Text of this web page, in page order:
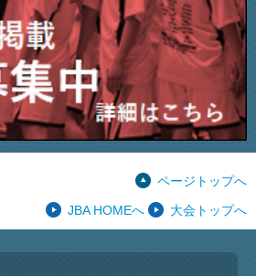
ページトップへ
JBA HOMEへ
大会トップへ